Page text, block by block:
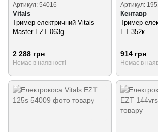
Артикул: 54016
Vitals
Тример електричний Vitals
Master EZT 063g
2 288 грн
Немає в наявності
Артикул:
Кентавр
Тример
ET 352к
914 грн
Немає в